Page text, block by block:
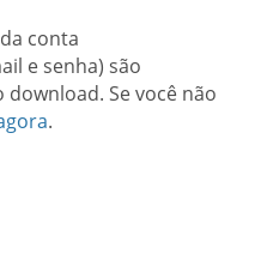
conta
e senha) são
Se você não
.